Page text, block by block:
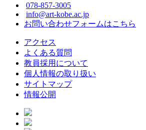
078-857-3005
info@art-kobe.ac.jp
お問い合わせフォームはこちら
アクセス
よくある質問
教員採用について
個人情報の取り扱い
サイトマップ
情報公開